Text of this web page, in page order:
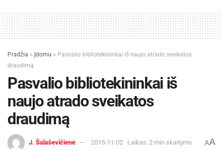
Pradžia » Įdomu » Pasvalio bibliotekininkai iš naujo atrado sveikatos
draudimą
Pasvalio bibliotekininkai iš
naujo atrado sveikatos
draudimą
J. Šalaševičienė 2015-11-02 Laikas: 2 min skaitymo AA